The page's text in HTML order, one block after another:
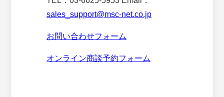
sales_support@msc-net.co.jp
お問い合わせフォーム
オンライン商談予約フォーム